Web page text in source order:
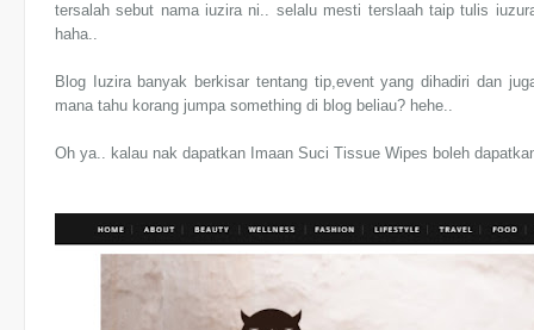
tersalah sebut nama iuzira ni.. selalu mesti terslaah taip tulis
haha..
Blog Iuzira banyak berkisar tentang tip,event yang dihadiri dan
mana tahu korang jumpa something di blog beliau? hehe..
Oh ya.. kalau nak dapatkan Imaan Suci Tissue Wipes boleh